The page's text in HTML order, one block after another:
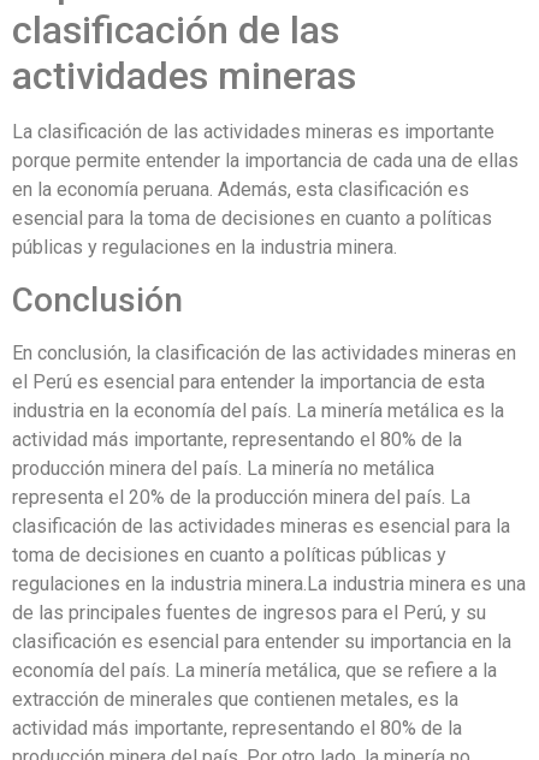
clasificación de las
actividades mineras
La clasificación de las actividades mineras es importante
porque permite entender la importancia de cada una de ellas
en la economía peruana. Además, esta clasificación es
esencial para la toma de decisiones en cuanto a políticas
públicas y regulaciones en la industria minera.
Conclusión
En conclusión, la clasificación de las actividades mineras en
el Perú es esencial para entender la importancia de esta
industria en la economía del país. La minería metálica es la
actividad más importante, representando el 80% de la
producción minera del país. La minería no metálica
representa el 20% de la producción minera del país. La
clasificación de las actividades mineras es esencial para la
toma de decisiones en cuanto a políticas públicas y
regulaciones en la industria minera.La industria minera es una
de las principales fuentes de ingresos para el Perú, y su
clasificación es esencial para entender su importancia en la
economía del país. La minería metálica, que se refiere a la
extracción de minerales que contienen metales, es la
actividad más importante, representando el 80% de la